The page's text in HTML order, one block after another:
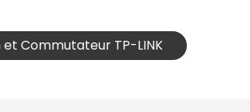
et Commutateur TP-LINK